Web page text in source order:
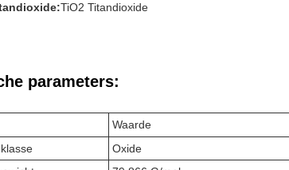
TiO2 Titandioxide
parameters:
Waarde
Oxide